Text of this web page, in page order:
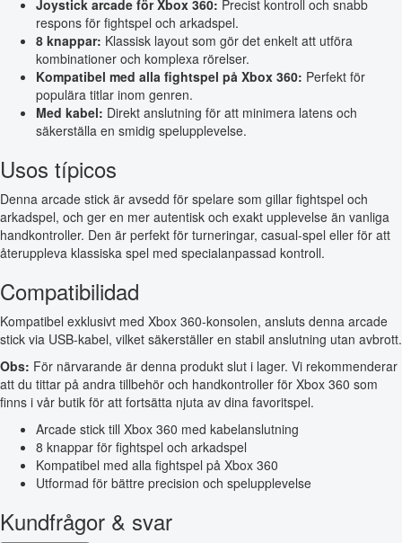
Joystick arcade för Xbox 360: Precist kontroll och snabb
respons för fightspel och arkadspel.
8 knappar: Klassisk layout som gör det enkelt att utföra
kombinationer och komplexa rörelser.
Kompatibel med alla fightspel på Xbox 360: Perfekt för
populära titlar inom genren.
Med kabel: Direkt anslutning för att minimera latens och
säkerställa en smidig spelupplevelse.
Usos típicos
Denna arcade stick är avsedd för spelare som gillar fightspel och
arkadspel, och ger en mer autentisk och exakt upplevelse än vanliga
handkontroller. Den är perfekt för turneringar, casual-spel eller för att
återuppleva klassiska spel med specialanpassad kontroll.
Compatibilidad
Kompatibel exklusivt med Xbox 360-konsolen, ansluts denna arcade
stick via USB-kabel, vilket säkerställer en stabil anslutning utan avbrott.
Obs: För närvarande är denna produkt slut i lager. Vi rekommenderar
att du tittar på andra tillbehör och handkontroller för Xbox 360 som
finns i vår butik för att fortsätta njuta av dina favoritspel.
Arcade stick till Xbox 360 med kabelanslutning
8 knappar för fightspel och arkadspel
Kompatibel med alla fightspel på Xbox 360
Utformad för bättre precision och spelupplevelse
Kundfrågor & svar